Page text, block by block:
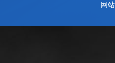
网